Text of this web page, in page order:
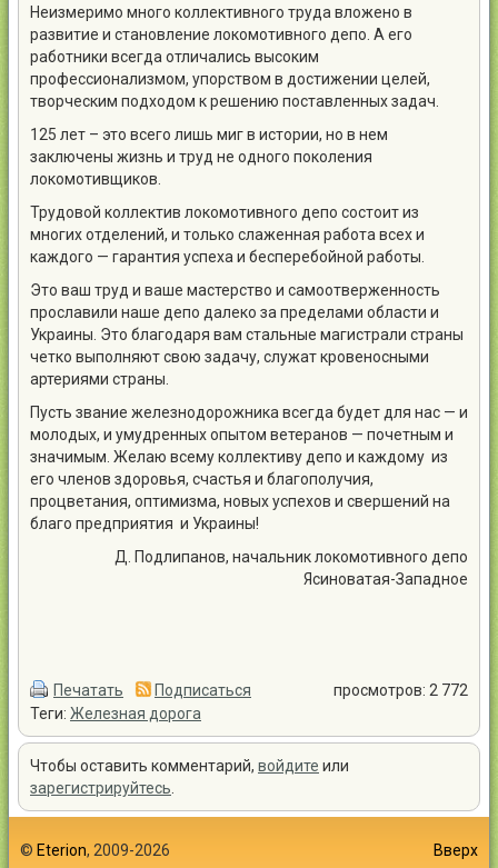
Неизмеримо много коллективного труда вложено в
развитие и становление локомотивного депо. А его
работники всегда отличались высоким
профессионализмом, упорством в достижении целей,
творческим подходом к решению поставленных задач.
125 лет – это всего лишь миг в истории, но в нем
заключены жизнь и труд не одного поколения
локомотивщиков.
Трудовой коллектив локомотивного депо состоит из
многих отделений, и только слаженная работа всех и
каждого — гарантия успеха и бесперебойной работы.
Это ваш труд и ваше мастерство и самоотверженность
прославили наше депо далеко за пределами области и
Украины. Это благодаря вам стальные магистрали страны
четко выполняют свою задачу, служат кровеносными
артериями страны.
Пусть звание железнодорожника всегда будет для нас — и
молодых, и умудренных опытом ветеранов — почетным и
значимым. Желаю всему коллективу депо и каждому из
его членов здоровья, счастья и благополучия,
процветания, оптимизма, новых успехов и свершений на
благо предприятия и Украины!
Д. Подлипанов, начальник локомотивного депо
Ясиноватая-Западное
Печатать Подписаться
просмотров: 2 772
Теги: Железная дорога
Чтобы оставить комментарий, войдите или
зарегистрируйтесь.
© Eterion, 2009-2026 Вверх